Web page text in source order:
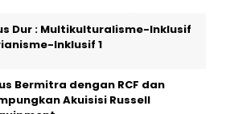
Dur : Multikulturalisme-Inklusif
Inklusif 1
Bermitra dengan RCF dan
Akuisisi Russell